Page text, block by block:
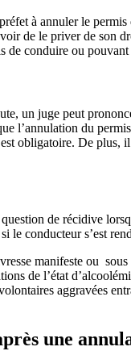
à annuler le
de le priver de son
conduire ou
un juge peut
l’annulation du
obligatoire. De plus,
de récidive
le conducteur s’est
manifeste ou sous
de l’état
aggravées
une